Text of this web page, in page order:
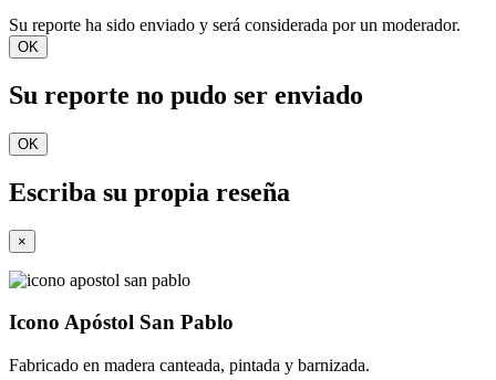
Su reporte ha sido enviado y será considerada por un moderador.
OK
Su reporte no pudo ser enviado
OK
Escriba su propia reseña
×
Icono Apóstol San Pablo
Fabricado en madera canteada, pintada y barnizada.